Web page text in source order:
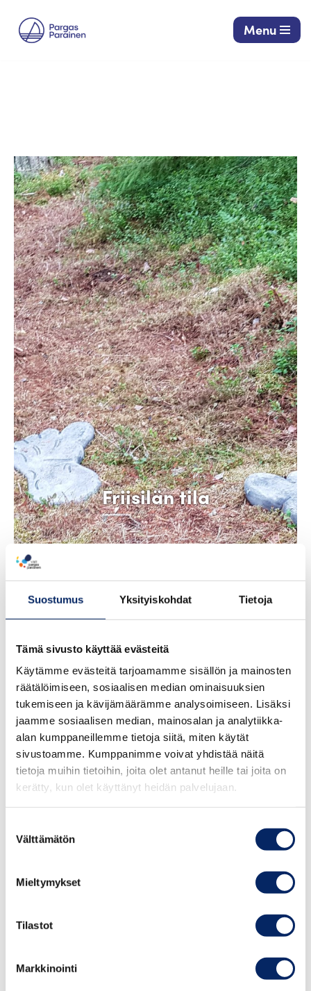
Suostumus Yksityiskohdat Tietoja
Tämä sivusto käyttää evästeitä
Käytämme evästeitä tarjoamamme sisällön ja mainosten
räätälöimiseen, sosiaalisen median ominaisuuksien
tukemiseen ja kävijämäärämme analysoimiseen. Lisäksi
jaamme sosiaalisen median, mainosalan ja analytiikka-
alan kumppaneillemme tietoja siitä, miten käytät
sivustoamme. Kumppanimme voivat yhdistää näitä
tietoja muihin tietoihin, joita olet antanut heille tai joita on
kerätty, kun olet käyttänyt heidän palvelujaan.
valinta
Välttämätön
Mieltymykset
Tilastot
Markkinointi
Siirry
Menu
Friisilän tila
Friisilän tilalle!
Kustavissa sijaitseva Friisilän tila on täydellinen
pysähdyspaikka kaikille hyvän ruoan ja